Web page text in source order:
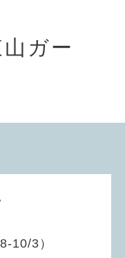
ガー
10/3）